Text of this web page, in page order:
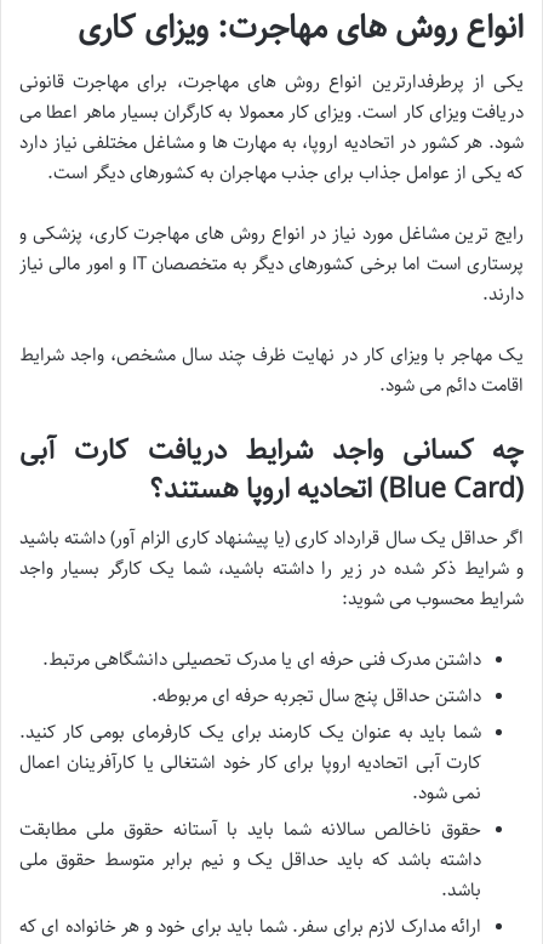
انواع روش های مهاجرت: ویزای کاری
یکی از پرطرفدارترین انواع روش های مهاجرت، برای مهاجرت قانونی
دریافت ویزای کار است. ویزای کار معمولا به کارگران بسیار ماهر اعطا می
شود. هر کشور در اتحادیه اروپا، به مهارت ها و مشاغل مختلفی نیاز دارد
که یکی از عوامل جذاب برای جذب مهاجران به کشورهای دیگر است.
رایج ترین مشاغل مورد نیاز در انواع روش های مهاجرت کاری، پزشکی و
پرستاری است اما برخی کشورهای دیگر به متخصصان IT و امور مالی نیاز
دارند.
یک مهاجر با ویزای کار در نهایت ظرف چند سال مشخص، واجد شرایط
اقامت دائم می شود.
چه کسانی واجد شرایط دریافت کارت آبی
(Blue Card) اتحادیه اروپا هستند؟
اگر حداقل یک سال قرارداد کاری (یا پیشنهاد کاری الزام آور) داشته باشید
و شرایط ذکر شده در زیر را داشته باشید، شما یک کارگر بسیار واجد
شرایط محسوب می شوید:
داشتن مدرک فنی حرفه ای یا مدرک تحصیلی دانشگاهی مرتبط.
داشتن حداقل پنج سال تجربه حرفه ای مربوطه.
شما باید به عنوان یک کارمند برای یک کارفرمای بومی کار کنید.
کارت آبی اتحادیه اروپا برای کار خود اشتغالی یا کارآفرینان اعمال
نمی شود.
حقوق ناخالص سالانه شما باید با آستانه حقوق ملی مطابقت
داشته باشد که باید حداقل یک و نیم برابر متوسط ​​حقوق ملی
باشد.
ارائه مدارک لازم برای سفر. شما باید برای خود و هر خانواده ای که